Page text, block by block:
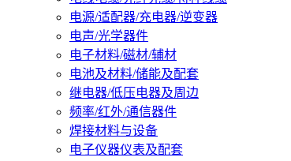
电源/适配器/充电器/逆变器
电声/光学器件
电子材料/磁材/辅材
电池及材料/储能及配套
继电器/低压电器及周边
频率/红外/通信器件
焊接材料与设备
电子仪器仪表及配套